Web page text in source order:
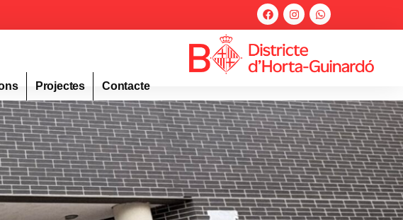
Projectes Contacte